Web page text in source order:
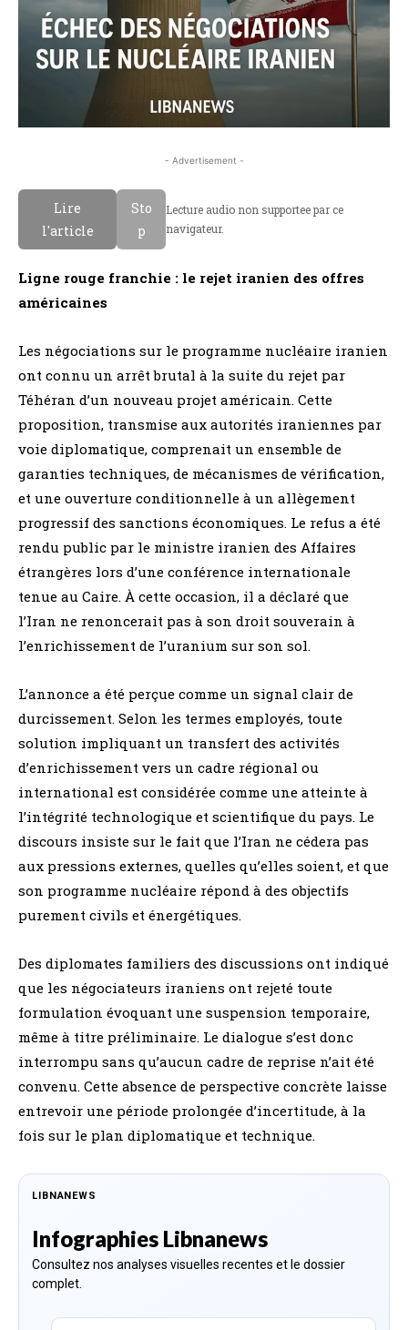
- Advertisement -
Lire
l'article
Sto
p
Lecture audio non supportee par ce
navigateur.
Ligne rouge franchie : le rejet iranien des offres
américaines
Les négociations sur le programme nucléaire iranien
ont connu un arrêt brutal à la suite du rejet par
Téhéran d’un nouveau projet américain. Cette
proposition, transmise aux autorités iraniennes par
voie diplomatique, comprenait un ensemble de
garanties techniques, de mécanismes de vérification,
et une ouverture conditionnelle à un allègement
progressif des sanctions économiques. Le refus a été
rendu public par le ministre iranien des Affaires
étrangères lors d’une conférence internationale
tenue au Caire. À cette occasion, il a déclaré que
l’Iran ne renoncerait pas à son droit souverain à
l’enrichissement de l’uranium sur son sol.
L’annonce a été perçue comme un signal clair de
durcissement. Selon les termes employés, toute
solution impliquant un transfert des activités
d’enrichissement vers un cadre régional ou
international est considérée comme une atteinte à
l’intégrité technologique et scientifique du pays. Le
discours insiste sur le fait que l’Iran ne cédera pas
aux pressions externes, quelles qu’elles soient, et que
son programme nucléaire répond à des objectifs
purement civils et énergétiques.
Des diplomates familiers des discussions ont indiqué
que les négociateurs iraniens ont rejeté toute
formulation évoquant une suspension temporaire,
même à titre préliminaire. Le dialogue s’est donc
interrompu sans qu’aucun cadre de reprise n’ait été
convenu. Cette absence de perspective concrète laisse
entrevoir une période prolongée d’incertitude, à la
fois sur le plan diplomatique et technique.
LIBNANEWS
Infographies Libnanews
Consultez nos analyses visuelles recentes et le dossier
complet.